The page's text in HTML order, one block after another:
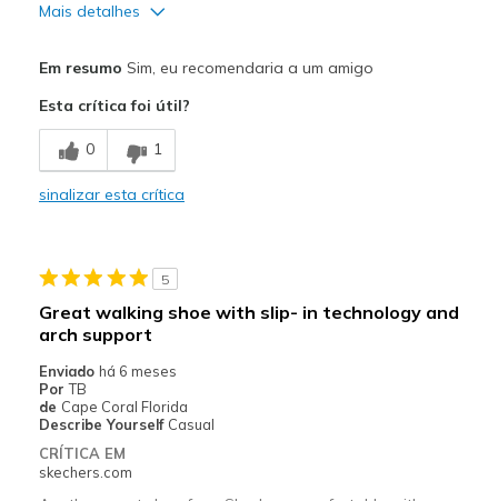
Mais detalhes
Comfortable
Durable
Going Out
Travel
Width
Sizing
Feels true to size
Em resumo Sim, eu recomendaria a um amigo
Esta crítica foi útil?
0 1
sinalizar esta crítica
5
Great walking shoe with slip- in technology and
arch support
Enviado há 6 meses
Por TB
de Cape Coral Florida
Describe Yourself Casual
CRÍTICA EM
skechers.com